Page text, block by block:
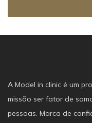
A Model in clinic é um
missão ser fator de
pessoas. Marca de